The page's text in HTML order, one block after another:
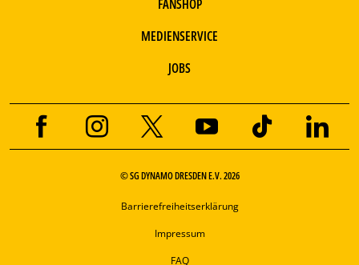
FANSHOP
MEDIENSERVICE
JOBS
© SG DYNAMO DRESDEN E.V. 2026
Barrierefreiheitserklärung
Impressum
FAQ